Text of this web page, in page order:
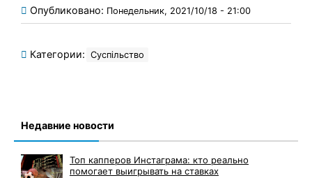
Опубликовано: Понедельник, 2021/10/18 - 21:00
Категории: Суспільство
Недавние новости
Топ капперов Инстаграма: кто реально
помогает выигрывать на ставках